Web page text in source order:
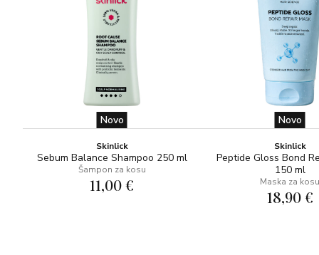
Novo
Skinlick
Sebum Balance Shampoo 250 ml
Šampon za kosu
11,00 €
Novo
Skinlick
Peptide Gloss Bond
150 ml
Maska za kosu
18,90 €